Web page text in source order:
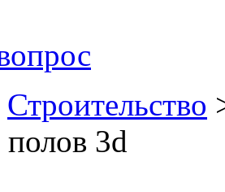
Строительство
3d